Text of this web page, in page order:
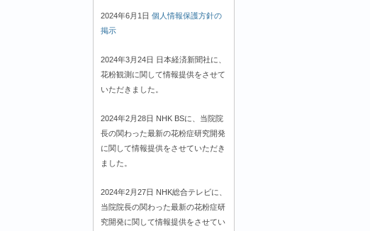
2024年6月1日 個人情報保護方針の
掲示
2024年3月24日 日本経済新聞社に、
花粉観測に関して情報提供をさせて
いただきました。
2024年2月28日 NHK BSに、当院院
長の関わった最新の花粉症研究開発
に関して情報提供をさせていただき
ました。
2024年2月27日 NHK総合テレビに、
当院院長の関わった最新の花粉症研
究開発に関して情報提供をさせてい